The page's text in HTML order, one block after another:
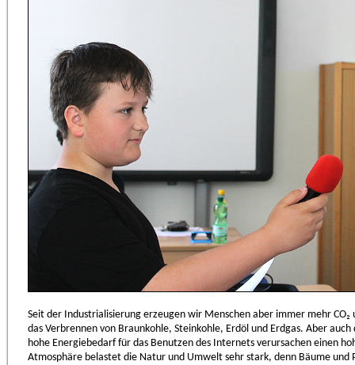
Seit der Industrialisierung erzeugen wir Menschen aber immer mehr
das Verbrennen von Braunkohle, Steinkohle, Erdöl und Erdgas. Aber
hohe Energiebedarf für das Benutzen des Internets verursachen einen
Atmosphäre belastet die Natur und Umwelt sehr stark, denn Bäume und